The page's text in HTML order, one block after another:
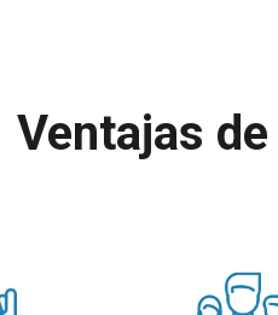
Ventajas